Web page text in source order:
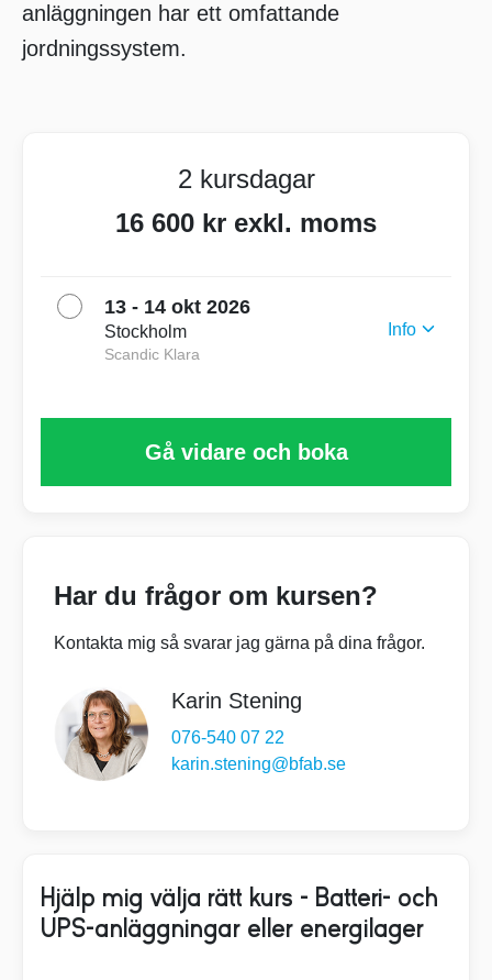
anläggningen har ett omfattande
jordningssystem.
2 kursdagar
16 600 kr exkl. moms
13 - 14 okt 2026
Stockholm
Scandic Klara
Info
Gå vidare och boka
Har du frågor om kursen?
Kontakta mig så svarar jag gärna på dina frågor.
Karin Stening
076-540 07 22
karin.stening@bfab.se
Hjälp mig välja rätt kurs – Batteri- och
UPS-anläggningar eller energilager